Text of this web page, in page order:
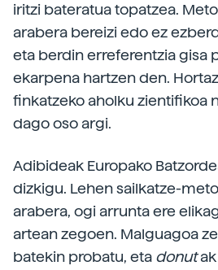
iritzi bateratua topatzea.
arabera bereizi edo ez
eta berdin erreferentzia gisa
ekarpena hartzen den.
finkatzeko aholku zientifikoa
dago oso argi.
Adibideak Europako
dizkigu. Lehen sailkatze-
arabera, ogi arrunta ere
artean zegoen. Malguagoa
batekin probatu, eta donut